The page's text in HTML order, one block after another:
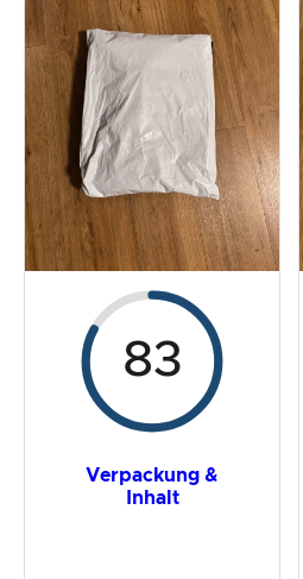
Preis-/ Leistungsverhältnis
Gesamtergebnis
83
Verpackung &
Inhalt